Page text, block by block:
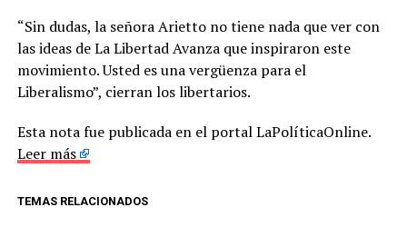
“Sin dudas, la señora Arietto no tiene nada que ver con
las ideas de La Libertad Avanza que inspiraron este
movimiento. Usted es una vergüenza para el
Liberalismo”, cierran los libertarios.
Esta nota fue publicada en el portal LaPolíticaOnline.
Leer más
TEMAS RELACIONADOS